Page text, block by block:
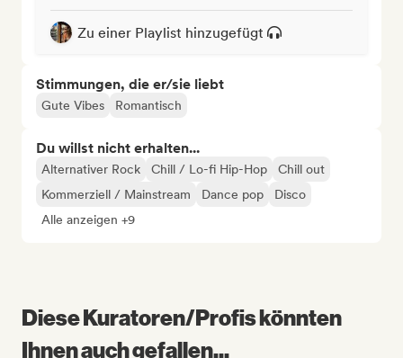
Zu einer Playlist hinzugefügt
Stimmungen, die er/sie liebt
Gute Vibes Romantisch
Du willst nicht erhalten...
Alternativer Rock Chill / Lo-fi Hip-Hop
Chill out
Kommerziell / Mainstream
Dance pop
Disco
Alle anzeigen +9
Diese Kuratoren/Profis könnten
Ihnen auch gefallen...